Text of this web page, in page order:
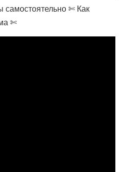
самостоятельно ✄ Как
✄